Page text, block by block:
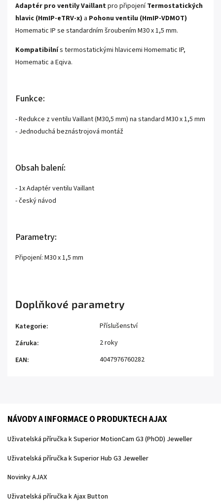
Adaptér pro ventily Vaillantpro připojeníTermostatických
hlavic (HmIP-eTRV-x) a Pohonu ventilu (HmIP-VDMOT)
Homematic IP se standardním šroubením M30 x 1,5 mm.
Kompatibilnís termostatickými hlavicemi Homematic IP,
Homematic a Eqiva.
Funkce:
- Redukce z ventilu Vaillant (M30,5 mm) na standard M30 x 1,5 mm
- Jednoduchá beznástrojová montáž
Obsah balení:
- 1x Adaptér ventilu Vaillant
- český návod
Parametry:
Připojení: M30 x 1,5 mm
Doplňkové parametry
Kategorie:
Příslušenství
Záruka:
2 roky
EAN: 4047976760282
NÁVODY A INFORMACE O PRODUKTECH AJAX
Uživatelská příručka k Superior MotionCam G3 (PhOD) Jeweller
Uživatelská příručka k Superior Hub G3 Jeweller
Novinky AJAX
Uživatelská příručka k Ajax Button